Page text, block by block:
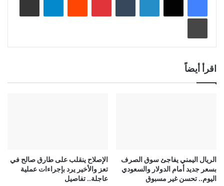
اقرأ أيضاً
الريال اليمني يفاجئ سوق الصرف
بسعر جديد أمام الدولار والسعودي
اليوم.. تحسن غير مسبوق
الإصلاح ينقلب على طارق صالح في
تعز والأخير يرد بإجراءات عملية
عاجلة.. تفاصيل